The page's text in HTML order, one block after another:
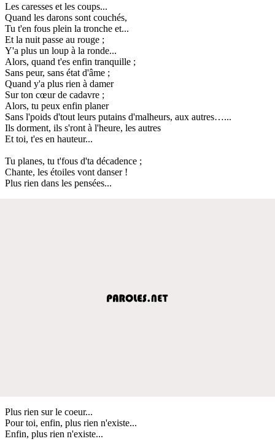
Les caresses et les coups...
Quand les darons sont couchés,
Tu t'en fous plein la tronche et...
Et la nuit passe au rouge ;
Y'a plus un loup à la ronde...
Alors, quand t'es enfin tranquille ;
Sans peur, sans état d'âme ;
Quand y'a plus rien à damer
Sur ton cœur de cadavre ;
Alors, tu peux enfin planer
Sans l'poids d'tout leurs putains d'malheurs, aux autres…...
Ils dorment, ils s'ront à l'heure, les autres
Et toi, t'es en hauteur...
Tu planes, tu t'fous d'ta décadence ;
Chante, les étoiles vont danser !
Plus rien dans les pensées...
Plus rien sur le coeur...
Pour toi, enfin, plus rien n'existe...
Enfin, plus rien n'existe...